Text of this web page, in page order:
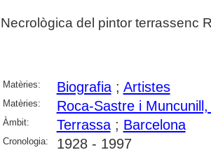
Necrològica del pintor terrassenc
Matèries: Biografia; Artistes
Matèries: Roca-Sastre i
Àmbit: Terrassa; Barcelona
Cronologia: 1928 - 1997